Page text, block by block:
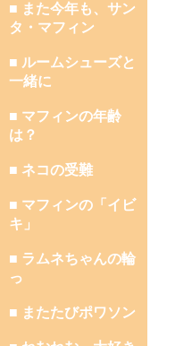
■ また今年も、サン
タ・マフィン
■ ルームシューズと
一緒に
■ マフィンの年齢
は？
■ ネコの受難
■ マフィンの「イビ
キ」
■ ラムネちゃんの輪
っ
■ またたびポワソン